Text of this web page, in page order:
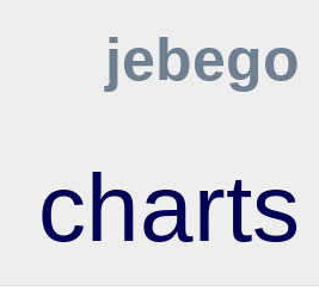
jebego
charts